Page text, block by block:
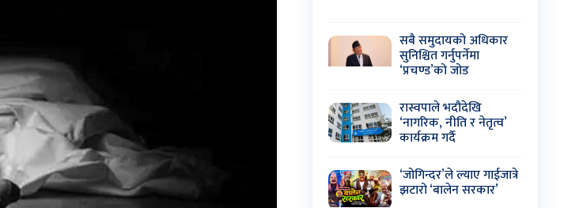
सबै समुदायको अधिकार
सुनिश्चित गर्नुपर्नेमा
‘प्रचण्ड’को जोड
रास्वपाले भदौदेखि
‘नागरिक, नीति र नेतृत्व’
कार्यक्रम गर्दै
‘जोगिन्दर’ले ल्याए गाईजात्रे
झटारो ‘बालेन सरकार’